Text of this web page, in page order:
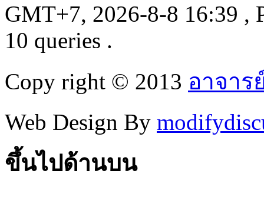
GMT+7, 2026-8-8 16:39 ,
10 queries .
Copy right © 2013 อาจาร
Web Design By
ขึ้นไปด้านบน